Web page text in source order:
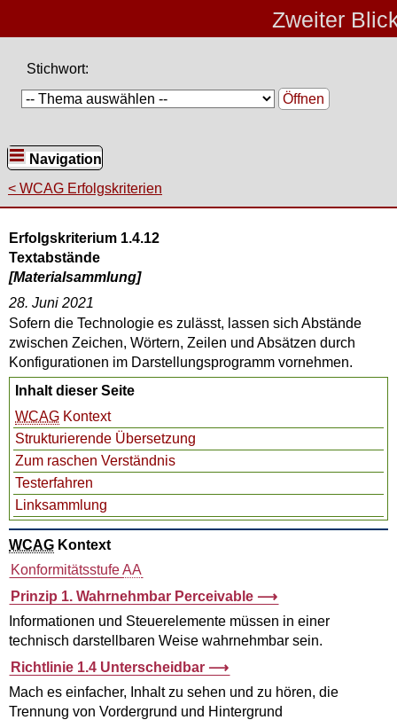
Zweiter
Stichwort:
Öffnen
Navigation
WCAG Erfolgskriterien
Erfolgskriterium 1.4.12
Textabstände
[Materialsammlung]
28. Juni 2021
Sofern die Technologie es zulässt, lassen sich Abstände
zwischen Zeichen, Wörtern, Zeilen und Absätzen durch
Konfigurationen im Darstellungsprogramm vornehmen.
Inhalt dieser Seite
WCAG Kontext
Strukturierende Übersetzung
Zum raschen Verständnis
Testerfahren
Linksammlung
WCAG Kontext
KonformitätsstufeAA
Prinzip 1. Wahrnehmbar Perceivable
Informationen und Steuerelemente müssen in einer
technisch darstellbaren Weise wahrnehmbar sein.
Richtlinie 1.4 Unterscheidbar
Mach es einfacher, Inhalt zu sehen und zu hören, die
Trennung von Vordergrund und Hintergrund